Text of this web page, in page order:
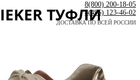
8(800) 200-18-05
8(495) 123-46-02
ДОСТАВКА ПО ВСЕЙ РОССИИ
ТУФЛИ